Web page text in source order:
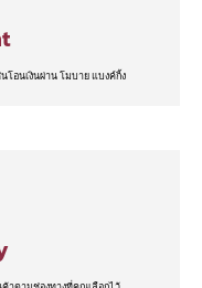
โอนเงินผ่าน โมบาย แบงค์กิ้ง